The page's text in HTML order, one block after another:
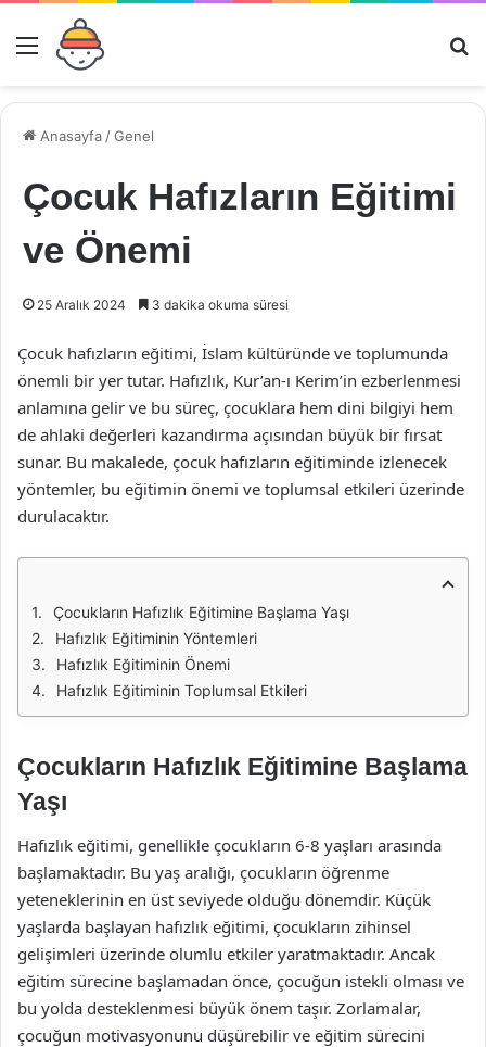
Menü
Anasayfa /Genel
Çocuk Hafızların Eğitimi
ve Önemi
25 Aralık 2024 3 dakika okuma süresi
Çocuk hafızların eğitimi, İslam kültüründe ve toplumunda
önemli bir yer tutar. Hafızlık, Kur’an-ı Kerim’in ezberlenmesi
anlamına gelir ve bu süreç, çocuklara hem dini bilgiyi hem
de ahlaki değerleri kazandırma açısından büyük bir fırsat
sunar. Bu makalede, çocuk hafızların eğitiminde izlenecek
yöntemler, bu eğitimin önemi ve toplumsal etkileri üzerinde
durulacaktır.
Çocukların Hafızlık Eğitimine Başlama Yaşı
Hafızlık Eğitiminin Yöntemleri
Hafızlık Eğitiminin Önemi
Hafızlık Eğitiminin Toplumsal Etkileri
Çocukların Hafızlık Eğitimine Başlama
Yaşı
Hafızlık eğitimi, genellikle çocukların 6-8 yaşları arasında
başlamaktadır. Bu yaş aralığı, çocukların öğrenme
yeteneklerinin en üst seviyede olduğu dönemdir. Küçük
yaşlarda başlayan hafızlık eğitimi, çocukların zihinsel
gelişimleri üzerinde olumlu etkiler yaratmaktadır. Ancak
eğitim sürecine başlamadan önce, çocuğun istekli olması ve
bu yolda desteklenmesi büyük önem taşır. Zorlamalar,
çocuğun motivasyonunu düşürebilir ve eğitim sürecini